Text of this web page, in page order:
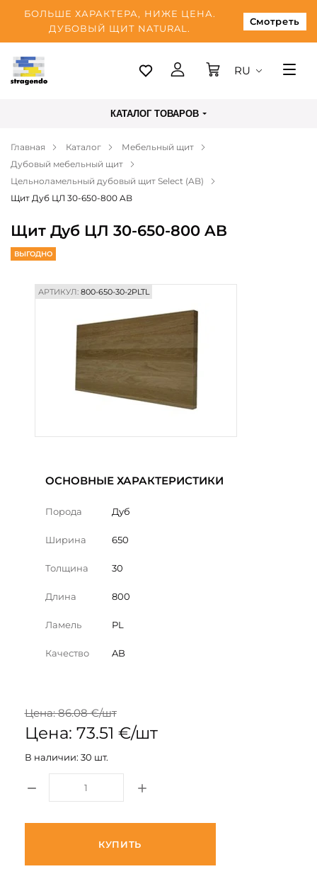
БОЛЬШЕ ХАРАКТЕРА, НИЖЕ ЦЕНА.
ДУБОВЫЙ ЩИТ NATURAL.
Смотреть
Таллинн
Оплата
О нас
Блог
Контакты
RU
КАТАЛОГ ТОВАРОВ
Главная Каталог
Мебельный щит
Дубовый мебельный щит
Цельноламельный дубовый щит Select (AB)
Щит Дуб ЦЛ 30-650-800 AB
Щит Дуб ЦЛ 30-650-800 AB
ВЫГОДНО
АРТИКУЛ:800-650-30-2PLTL
ОСНОВНЫЕ ХАРАКТЕРИСТИКИ
Порода Дуб
Ширина 650
Толщина 30
Длина 800
Ламель PL
Качество AB
Цена: 86.08 €/шт
Цена: 73.51 €/шт
В наличии: 30 шт.
КУПИТЬ